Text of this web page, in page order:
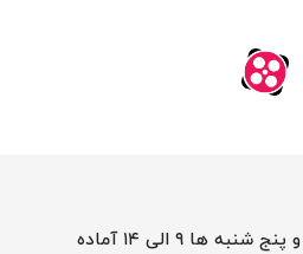
شنبه تا چهار شنبه ۹ الی ۱۹ و پنج شنبه ها ۹ الی ۱۴ آماده